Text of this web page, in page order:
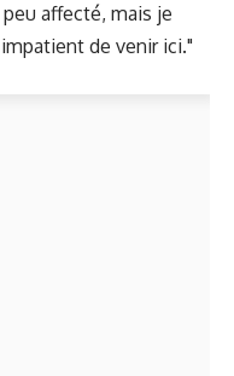
affecté, mais je
de venir ici."